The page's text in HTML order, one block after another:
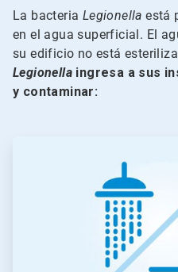
La bacteria Legionella está
en el agua superficial. El
su edificio no está
Legionella ingresa a sus
y contaminar: